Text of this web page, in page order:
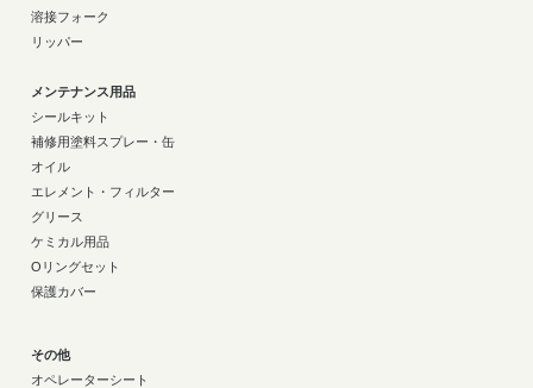
溶接フォーク
リッパー
メンテナンス用品
シールキット
補修用塗料スプレー・缶
オイル
エレメント・フィルター
グリース
ケミカル用品
Oリングセット
保護カバー
その他
オペレーターシート